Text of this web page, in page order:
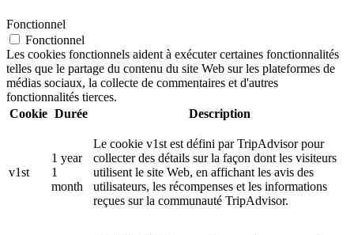
Fonctionnel
Fonctionnel
Les cookies fonctionnels aident à exécuter certaines fonctionnalités
telles que le partage du contenu du site Web sur les plateformes de
médias sociaux, la collecte de commentaires et d'autres
fonctionnalités tierces.
Cookie Durée Description
v1st
1 year
1
month
Le cookie v1st est défini par TripAdvisor pour
collecter des détails sur la façon dont les visiteurs
utilisent le site Web, en affichant les avis des
utilisateurs, les récompenses et les informations
reçues sur la communauté TripAdvisor.